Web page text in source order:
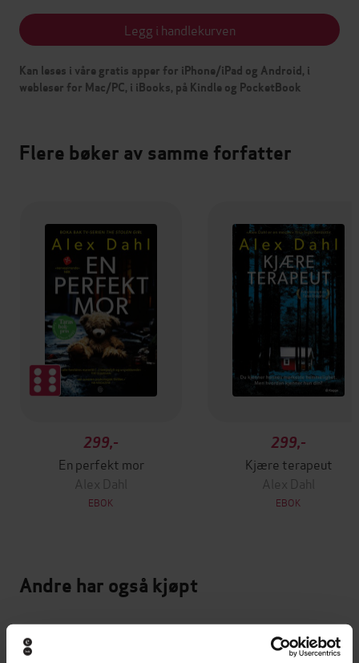
Legg i handlekurven
Kan leses i våre gratis apper for iPhone/iPad og Android, i
webleser for Mac/PC, i iBooks, på Kindle og PocketBook
Flere bøker av samme forfatter
299,-
En perfekt mor
Alex Dahl
EBOK
299,-
Kjære terapeut
Alex Dahl
EBOK
Andre har også kjøpt
Første gang på tilbud